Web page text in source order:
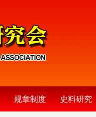
规章制度 史料研究